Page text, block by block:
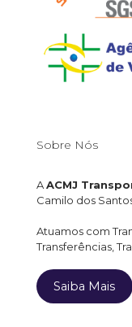
Sobre Nós
AACMJ
Camilo dos
Atuamos com
Transferências,
Saiba Mais